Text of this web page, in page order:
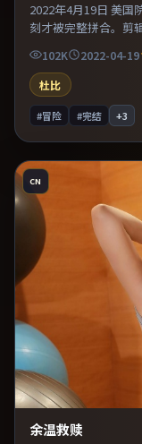
2022年4月19日 美国
刻才被完整拼合。剪
观众。片尾留白意味
102K 2022-04-19
杜比
#冒险 #完结 +3
CN
余温救赎